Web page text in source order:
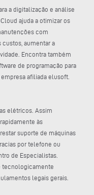
a digitalização e análise
ajuda a otimizar os
com
aumentar a
Encontra também
de programação para
afiliada elusoft.
elétricos. Assim
às
suporte de máquinas
por telefone ou
de Especialistas.
tecnologicamente
legais gerais.